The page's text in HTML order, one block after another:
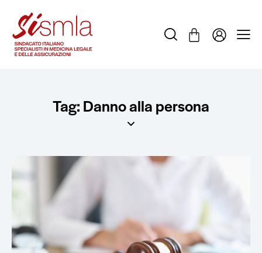
Tag: Danno alla persona